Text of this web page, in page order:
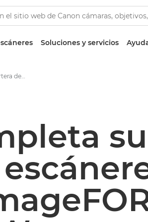
Soluciones y servicios
Canon completa su cartera de escáneres con el nuevo imageFORMULA DR-S350NW - Centro de prensa de Canon
su